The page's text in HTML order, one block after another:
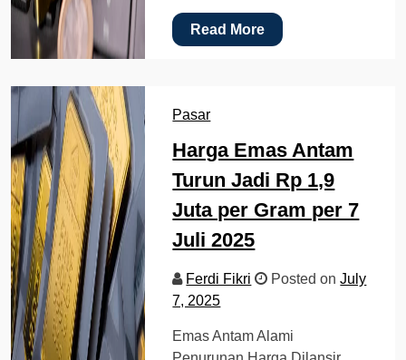
Read More
Pasar
Harga Emas Antam
Turun Jadi Rp 1,9
Juta per Gram per 7
Juli 2025
Ferdi Fikri Posted onJuly
7, 2025
Emas Antam Alami